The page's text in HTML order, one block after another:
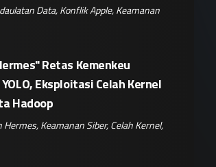
Data,Konflik Apple,Keamanan
Retas Kemenkeu
Eksploitasi Celah Kernel
Hadoop
Hermes,Keamanan Siber,Celah Kernel,